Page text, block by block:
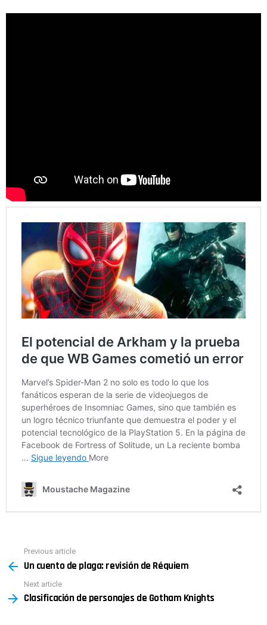
more
Previous article
Un cuento de plaga: revisión de Réquiem
Next article
Clasificación de personajes de Gotham Knights